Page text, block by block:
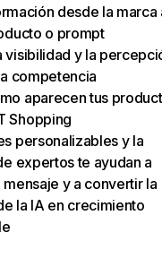
desde la marca
o prompt
visibilidad y la
competencia
aparecen tus
Shopping
personalizables y la
expertos te ayudan a
y a convertir la
la IA en crecimiento